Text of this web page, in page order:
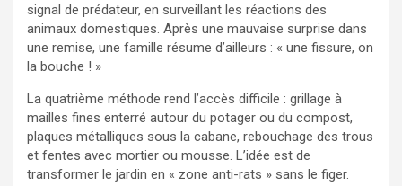
signal de prédateur, en surveillant les réactions des
animaux domestiques. Après une mauvaise surprise dans
une remise, une famille résume d’ailleurs : « une fissure, on
la bouche ! »
La quatrième méthode rend l’accès difficile : grillage à
mailles fines enterré autour du potager ou du compost,
plaques métalliques sous la cabane, rebouchage des trous
et fentes avec mortier ou mousse. L’idée est de
transformer le jardin en « zone anti-rats » sans le figer.